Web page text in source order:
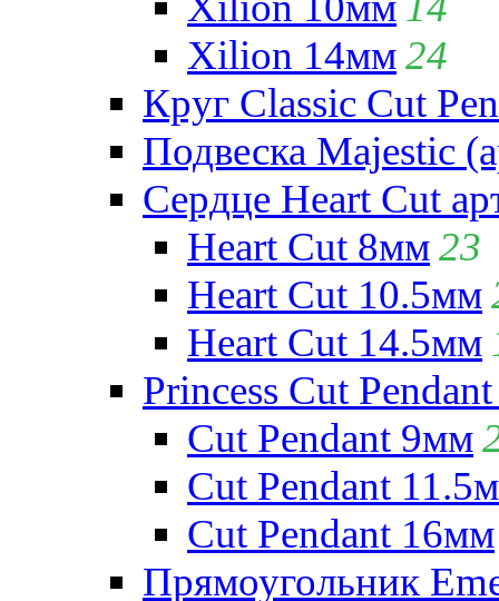
Xilion 14мм24
Круг Classic Cut
Подвеска Majestic
Сердце Heart Cut
Heart Cut 8мм23
Heart Cut 10.5мм
Heart Cut 14.5мм
Princess Cut
Cut Pendant 9мм
Cut Pendant
Cut Pendant 16мм
Прямоугольник